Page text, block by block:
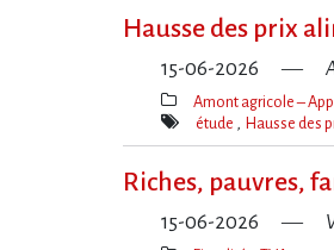
Hausse des prix
15-06-2026
Thèmes(s)
Amont agricole –
Mot(s)-
étude Hausse des
Riches, pauvres,
15-06-2026